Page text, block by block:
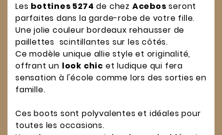
Les bottines 5274 de chez Acebos seront
parfaites dans la garde-robe de votre fille.
Une jolie couleur bordeaux rehausser de
paillettes scintillantes sur les côtés.
Ce modèle unique allie style et originalité,
offrant un look chic et ludique qui fera
sensation à l'école comme lors des sorties en
famille.
Ces boots sont polyvalentes et idéales pour
toutes les occasions.